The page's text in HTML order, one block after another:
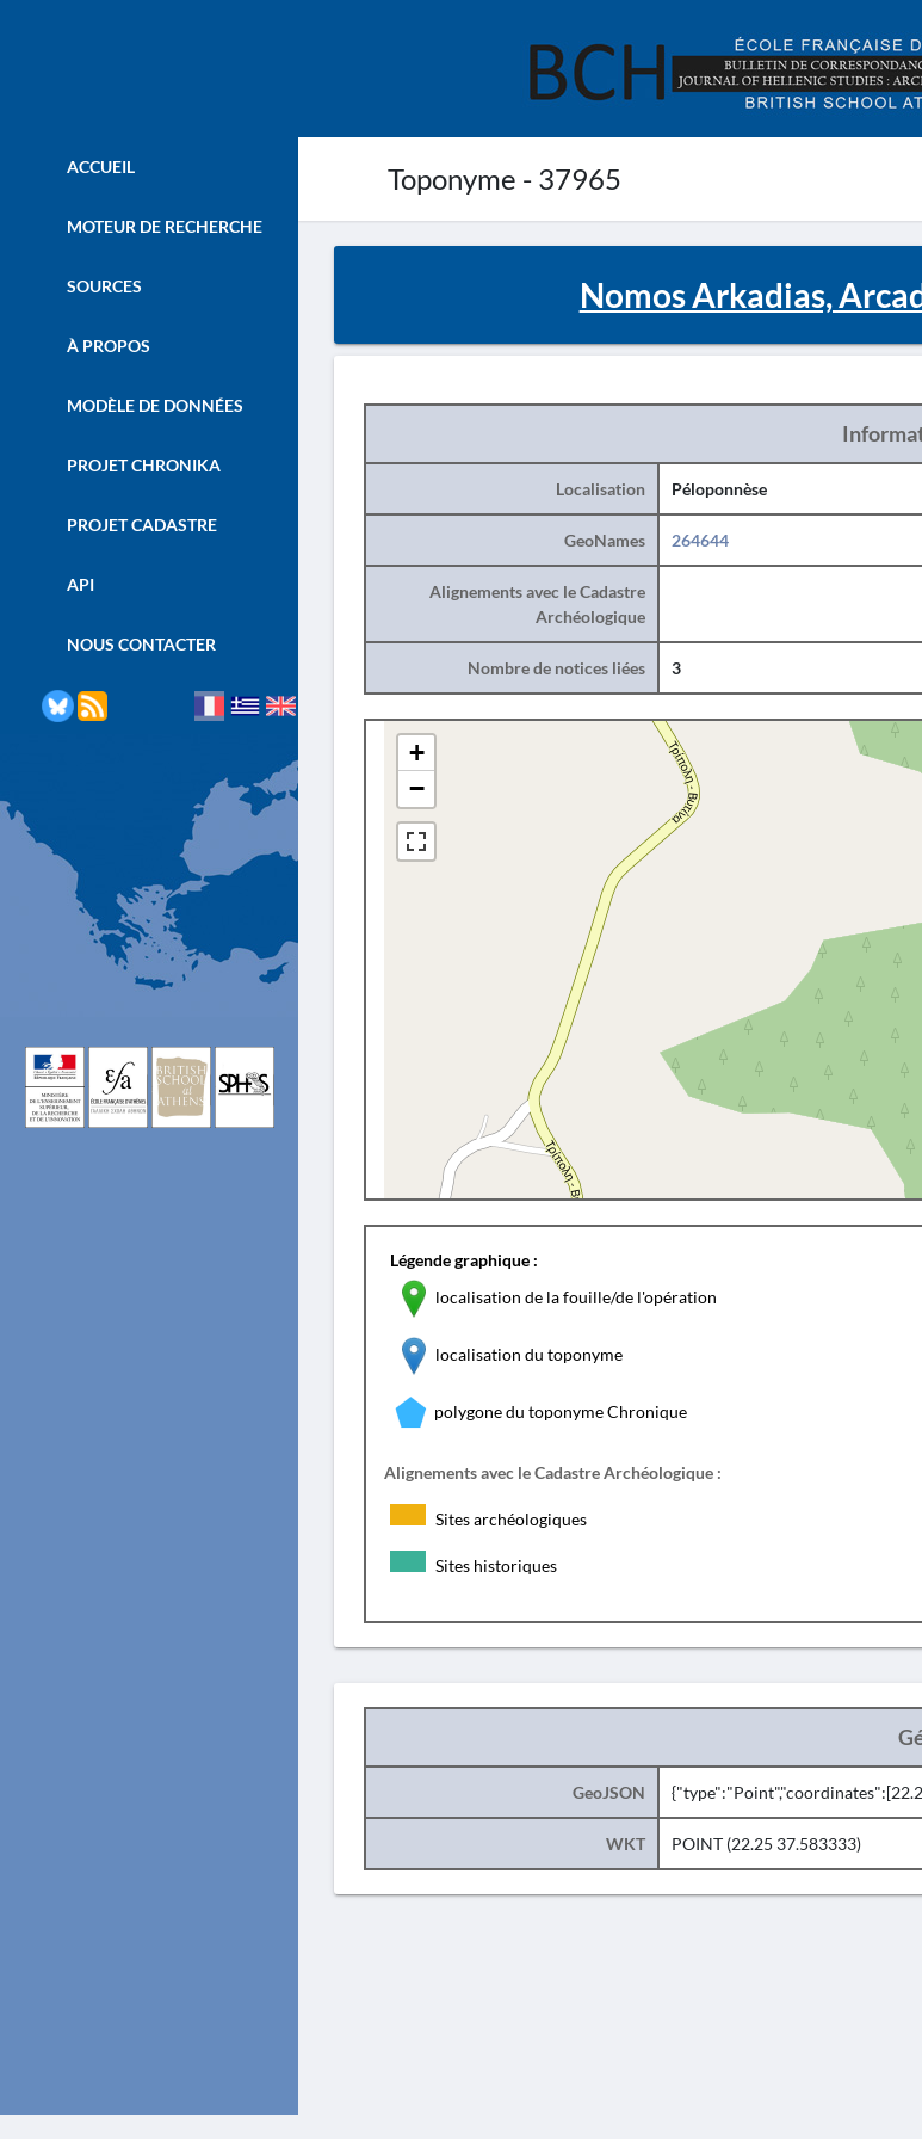
Toponyme - 37965
ACCUEIL
MOTEUR DE RECHERCHE
SOURCES
À PROPOS
MODÈLE DE DONNÉES
PROJET CHRONIKA
PROJET CADASTRE
API
NOUS CONTACTER
Nomos Arkadias,
Localisation Péloponnèse
GeoNames 264644
Alignements avec le Cadastre
Archéologique
Nombre de notices liées 3
+
−
Légende graphique :
localisation de la fouille/de l'opération
localisation du toponyme
polygone du toponyme Chronique
Alignements avec le Cadastre Archéologique :
Sites archéologiques
Sites historiques
GeoJSON
WKT POINT (22.25 37.583333)